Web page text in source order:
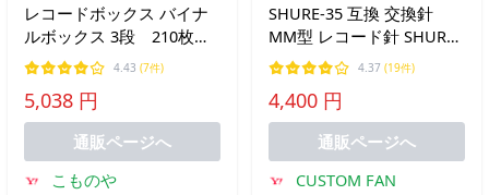
レコードボックス バイナ
ルボックス 3段 210枚収
納 バイナル３段
4.43 (7件)
5,038 円
通販ページへ
こものや
SHURE-35 互換 交換針
MM型 レコード針 SHURE
V-15 TYPEIII用交換針 丸
針・国産・日本製
4.37 (19件)
4,400 円
通販ページへ
CUSTOM FAN